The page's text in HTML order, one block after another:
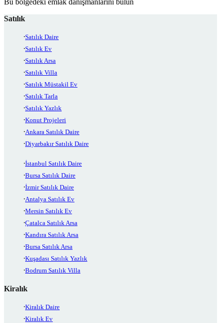
Satılık
Satılık Daire
Satılık Ev
Satılık Arsa
Satılık Villa
Satılık Müstakil Ev
Satılık Tarla
Satılık Yazlık
Konut Projeleri
Ankara Satılık Daire
Diyarbakır Satılık Daire
İstanbul Satılık Daire
Bursa Satılık Daire
İzmir Satılık Daire
Antalya Satılık Ev
Mersin Satılık Ev
Çatalca Satılık Arsa
Kandıra Satılık Arsa
Bursa Satılık Arsa
Kuşadası Satılık Yazlık
Bodrum Satılık Villa
Kiralık
Kiralık Daire
Kiralık Ev